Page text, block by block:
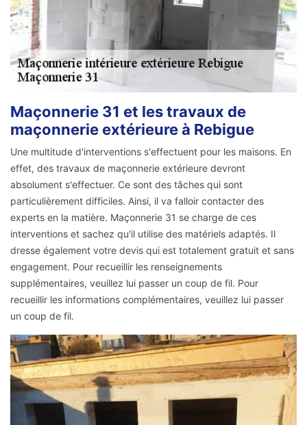
Maçonnerie 31 et les travaux de
maçonnerie extérieure à Rebigue
Une multitude d'interventions s'effectuent pour les maisons. En
effet, des travaux de maçonnerie extérieure devront
absolument s'effectuer. Ce sont des tâches qui sont
particulièrement difficiles. Ainsi, il va falloir contacter des
experts en la matière. Maçonnerie 31 se charge de ces
interventions et sachez qu'il utilise des matériels adaptés. Il
dresse également votre devis qui est totalement gratuit et sans
engagement. Pour recueillir les renseignements
supplémentaires, veuillez lui passer un coup de fil. Pour
recueillir les informations complémentaires, veuillez lui passer
un coup de fil.